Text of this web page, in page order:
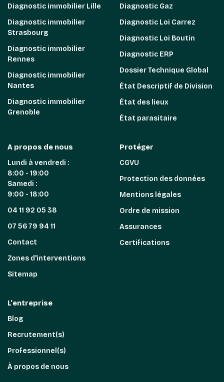
Diagnostic immobilier Lille
Diagnostic immobilier
Strasbourg
Diagnostic immobilier
Rennes
Diagnostic immobilier
Nantes
Diagnostic immobilier
Grenoble
Diagnostic Gaz
Diagnostic Loi Carrez
Diagnostic Loi Boutin
Diagnostic ERP
Dossier Technique Global
État Descriptif de Division
État des lieux
État parasitaire
A propos de nous
Lundi à vendredi :
8:00 - 19:00
Samedi :
9:00 - 18:00
04 11 92 05 38
07 56 79 94 11
Contact
Zones d'interventions
Sitemap
Protéger
CGVU
Protection des données
Mentions légales
Ordre de mission
Assurances
Certifications
L'entreprise
Blog
Recrutement(s)
Professionnel(s)
À propos de nous